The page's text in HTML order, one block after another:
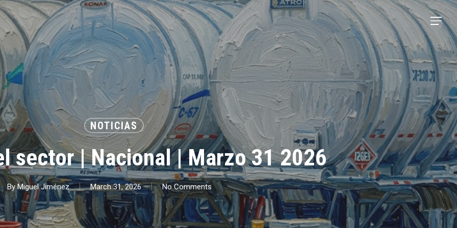
Menu
NOTICIAS
sector | Nacional | Marzo 31 2026
By Miguel Jiménez March 31, 2026 No Comments